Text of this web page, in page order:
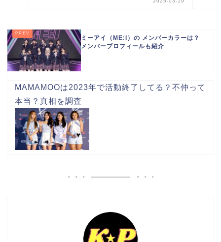
ミーアイ（ME:I）の メンバーカラーは？
メンバープロフィールも紹介
MAMAMOOは2023年で活動終了してる？不仲って
本当？真相を調査